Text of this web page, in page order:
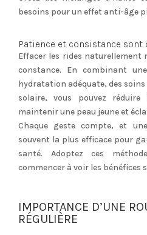
besoins pour un effet anti-âge
Patience et consistance sont
Effacer les rides naturellement
constance. En combinant
hydratation adéquate, des
solaire, vous pouvez réduire
maintenir une peau jeune et
Chaque geste compte, et
souvent la plus efficace pour
santé. Adoptez ces
commencer à voir les bénéfices
IMPORTANCE D’UNE
RÉGULIÈRE